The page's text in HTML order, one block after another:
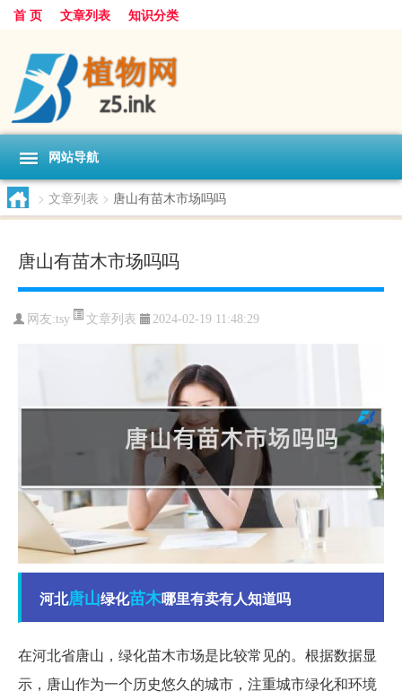
首 页 文章列表 知识分类
网站导航
> 文章列表 > 唐山有苗木市场吗吗
唐山有苗木市场吗吗
网友:tsy 文章列表 2024-02-19 11:48:29
河北唐山绿化苗木哪里有卖有人知道吗
在河北省唐山，绿化苗木市场是比较常见的。根据数据显
示，唐山作为一个历史悠久的城市，注重城市绿化和环境